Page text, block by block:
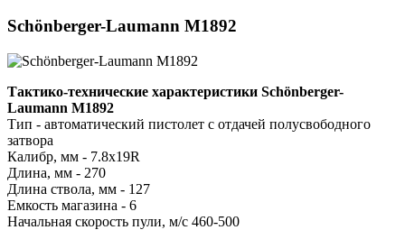
Schönberger-Laumann M1892
Тактико-технические характеристики Schönberger-
Laumann M1892
Тип - автоматический пистолет с отдачей полусвободного
затвора
Калибр, мм - 7.8x19R
Длина, мм - 270
Длина ствола, мм - 127
Емкость магазина - 6
Начальная скорость пули, м/с 460-500